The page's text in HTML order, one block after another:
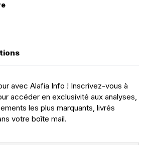
avec Alafia Info ! Inscrivez-vous à
accéder en exclusivité aux analyses,
les plus marquants, livrés
votre boîte mail.